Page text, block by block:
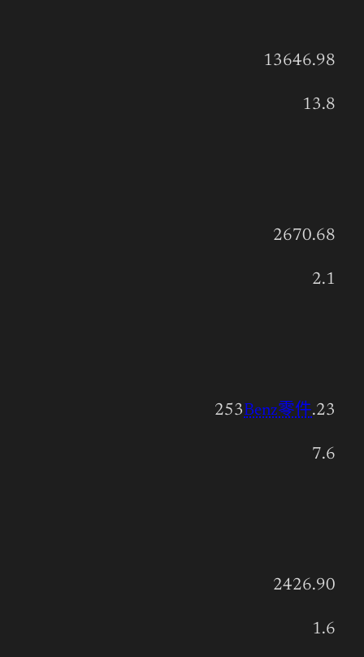
13646.98
13.8
2670.68
2.1
253Benz零件.23
7.6
2426.90
1.6